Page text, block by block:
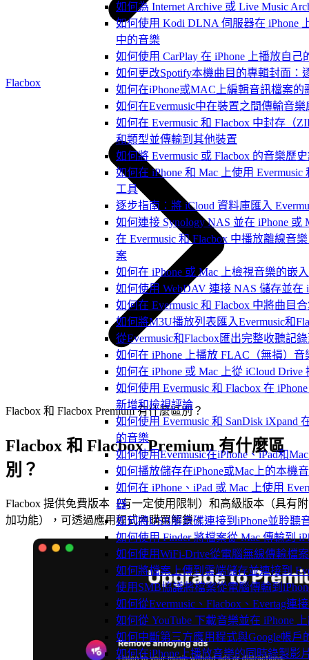
如何為 Internet Archive 或 Live Music
如何使用 Kodi DLNA 伺服器在 iPhone
中的音樂
如何使用 CarPlay 在 iPhone 上播放自己
如何更改Spotify本機曲目的專輯封面：
如何在iPhone或MAC上編輯音訊檔案的
如何在Evermusic中在裝置之間傳輸音
如何在 Evermusic 和 Flacbox 中封存（
和類型並傳輸到其他裝置
如何將 Evermusic 或 Flacbox 的音樂歷
如何在 iPhone 和 Mac 上使用
工具
逐步指南：將 iCloud 資料庫匯入
如何連接 Synology NAS 並在 iPhone 或
在 Evermusic 和 Flacbox 中播放離線音
案
如何在 iPhone 或 Mac 上檢視音樂的嵌
如何使用 WebDAV 連接 NAS 儲存並在
如何在 Evermusic 和 Flacbox 中將曲目
如何將M3U播放列表匯入Evermusic和
從Evermusic和Flacbox匯出完整收聽記
如何在 iPhone 上播放 FLAC（無損）音
如何在 iPhone 或 Mac 上從 iCloud Drive
如何使用 Evermusic 和 Flacbox 在
新增和檢視評論
如何使用 Evermusic 和 SanDisk iXpand
的音樂
如何使用Evermusic在iPhone、iPad和
如何播放儲存在iPhone或Mac上的本機
如何在 iPhone、iPad 或 Mac 上使用
器
如何將USB隨身碟連接到iPhone並聆聽
如何使用 Finder 將檔案從 Mac 傳輸到
如何使用WiFi-Drive從電腦無線傳輸檔案
如何將檔案上傳到雲端儲存並連接到
使用SMB協議將檔案從電腦傳輸到
如何從Evermusic、Flacbox、Evertag連
如何從 YouTube 下載音樂並在 iPhone
如何中斷第三方應用程式與Google帳戶
如何在iPhone上播放音樂的同時錄製影
Flacbox
Flacbox 和 Flacbox Premium 有什麼區別？
Flacbox 和 Flacbox Premium 有什麼區
別？
Flacbox 提供免費版本（有一定使用限制）和高級版本（具有附
加功能），可透過應用程式內購買解鎖。